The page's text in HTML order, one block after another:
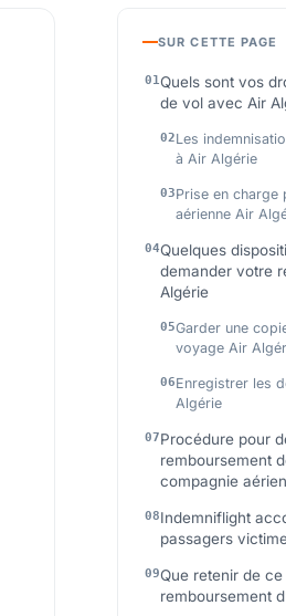
SUR CETTE PAGE
Quels sont vos
de vol avec Air
Les
à Air Algérie
Prise en charge
aérienne Air
Quelques
demander votre
Algérie
Garder une
voyage Air
Enregistrer les
Algérie
Procédure pour
remboursement
compagnie
Indemniflight
passagers
Que retenir de
remboursement